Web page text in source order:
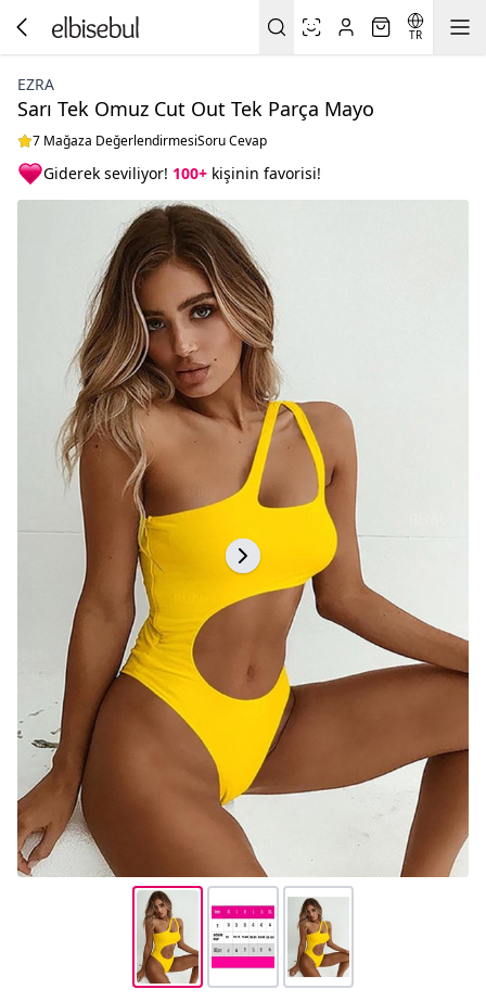
TR
EZRA
Sarı Tek Omuz Cut Out Tek Parça Mayo
7 Mağaza DeğerlendirmesiSoru Cevap
Giderek seviliyor! 100+ kişinin favorisi!